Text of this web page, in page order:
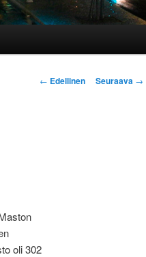
Artikkelien
← Edellinen Seuraava →
oli 302